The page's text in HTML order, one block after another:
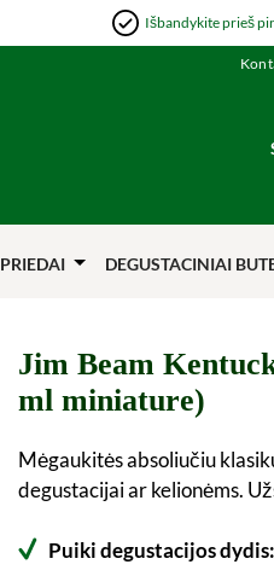
Išbandykite prieš
PRIEDAI DEGUSTACINIAI
Jim Beam
ml miniature)
Mėgaukitės absoliučiu
degustacijai ar kelionėms.
Puiki degustacijos dydis: